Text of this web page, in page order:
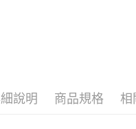
說明 商品規格 相